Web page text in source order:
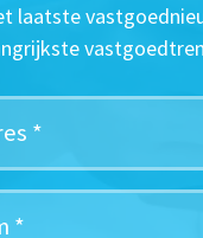
laatste